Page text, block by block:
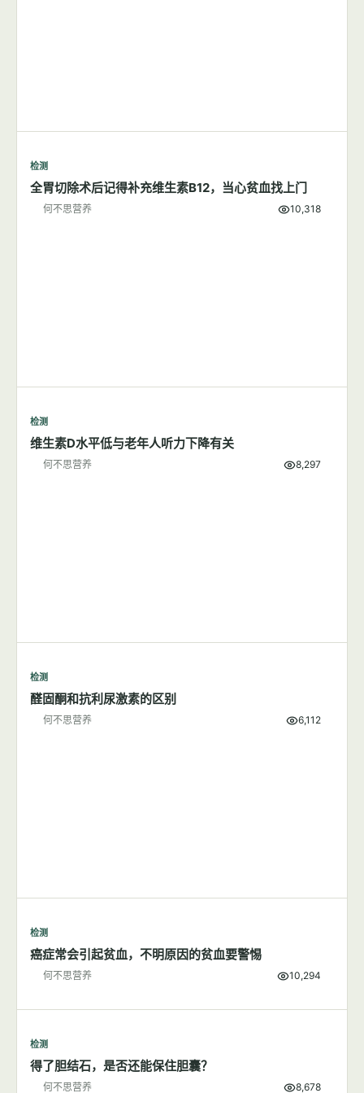
检测
全胃切除术后记得补充维生素B12，当心贫血找上门
何不思营养 10,318
检测
维生素D水平低与老年人听力下降有关
何不思营养 8,297
检测
醛固酮和抗利尿激素的区别
何不思营养 6,112
检测
癌症常会引起贫血，不明原因的贫血要警惕
何不思营养 10,294
检测
得了胆结石，是否还能保住胆囊？
何不思营养 8,678